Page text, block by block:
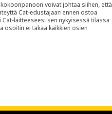
voivat johtaa siihen, että
Cat-edustajaan ennen ostoa
laitteeseesi sen nykyisessä tilassa
osoitin ei takaa kaikkien osien